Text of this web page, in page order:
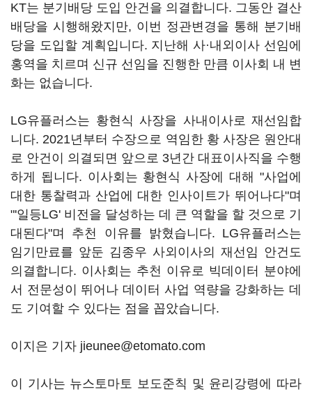
KT는 분기배당 도입 안건을 의결합니다. 그동안 결산
배당을 시행해왔지만, 이번 정관변경을 통해 분기배
당을 도입할 계획입니다. 지난해 사·내외이사 선임에
홍역을 치르며 신규 선임을 진행한 만큼 이사회 내 변
화는 없습니다.
LG유플러스는 황현식 사장을 사내이사로 재선임합
니다. 2021년부터 수장으로 역임한 황 사장은 원안대
로 안건이 의결되면 앞으로 3년간 대표이사직을 수행
하게 됩니다. 이사회는 황현식 사장에 대해 "사업에
대한 통찰력과 산업에 대한 인사이트가 뛰어나다"며
"'일등LG' 비전을 달성하는 데 큰 역할을 할 것으로 기
대된다"며 추천 이유를 밝혔습니다. LG유플러스는
임기만료를 앞둔 김종우 사외이사의 재선임 안건도
의결합니다. 이사회는 추천 이유로 빅데이터 분야에
서 전문성이 뛰어나 데이터 사업 역량을 강화하는 데
도 기여할 수 있다는 점을 꼽았습니다.
이지은 기자 jieunee@etomato.com
이 기사는 뉴스토마토 보도준칙 및 윤리강령에 따라